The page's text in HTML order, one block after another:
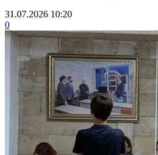
31.07.2026 10:20
0